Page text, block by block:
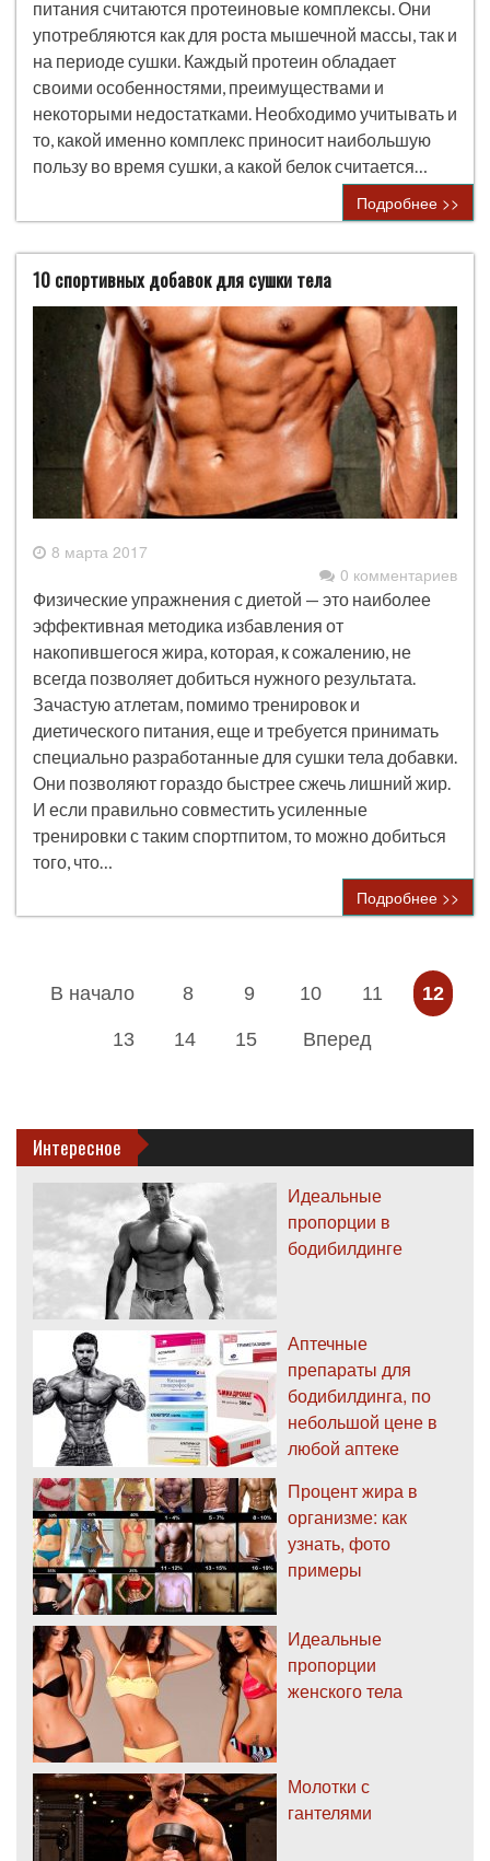
питания считаются протеиновые комплексы. Они
употребляются как для роста мышечной массы, так и
на периоде сушки. Каждый протеин обладает
своими особенностями, преимуществами и
некоторыми недостатками. Необходимо учитывать и
то, какой именно комплекс приносит наибольшую
пользу во время сушки, а какой белок считается…
Подробнее >>
10 спортивных добавок для сушки тела
8 марта 2017
0 комментариев
Физические упражнения с диетой — это наиболее
эффективная методика избавления от
накопившегося жира, которая, к сожалению, не
всегда позволяет добиться нужного результата.
Зачастую атлетам, помимо тренировок и
диетического питания, еще и требуется принимать
специально разработанные для сушки тела добавки.
Они позволяют гораздо быстрее сжечь лишний жир.
И если правильно совместить усиленные
тренировки с таким спортпитом, то можно добиться
того, что…
Подробнее >>
В начало 8 9 10 11 12
13 14 15 Вперед
Интересное
Идеальные
пропорции в
бодибилдинге
Аптечные
препараты для
бодибилдинга, по
небольшой цене в
любой аптеке
Процент жира в
организме: как
узнать, фото
примеры
Идеальные
пропорции
женского тела
Молотки с
гантелями